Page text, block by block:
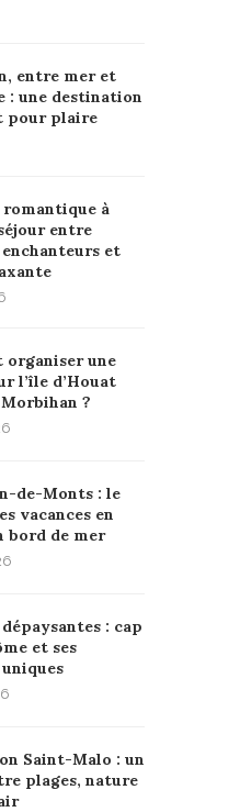
entre mer et
: une destination
pour plaire
romantique à
entre
enchanteurs et
organiser une
l’île d’Houat
?
de-Monts : le
vacances en
bord de mer
dépaysantes : cap
et ses
Saint-Malo : un
plages, nature